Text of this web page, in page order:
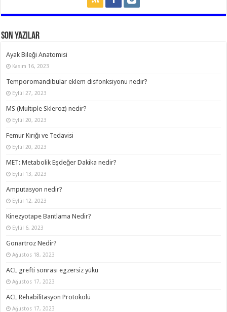
Son Yazılar
Ayak Bileği Anatomisi
Kasım 16, 2023
Temporomandibular eklem disfonksiyonu nedir?
Eylül 27, 2023
MS (Multiple Skleroz) nedir?
Eylül 20, 2023
Femur Kırığı ve Tedavisi
Eylül 20, 2023
MET: Metabolik Eşdeğer Dakika nedir?
Eylül 13, 2023
Amputasyon nedir?
Eylül 12, 2023
Kinezyotape Bantlama Nedir?
Eylül 6, 2023
Gonartroz Nedir?
Ağustos 18, 2023
ACL grefti sonrası egzersiz yükü
Ağustos 17, 2023
ACL Rehabilitasyon Protokolü
Ağustos 17, 2023